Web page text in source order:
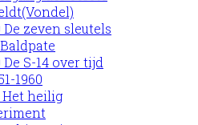
De zeven sleutels
De S-14 over tijd
1960
Het heilig